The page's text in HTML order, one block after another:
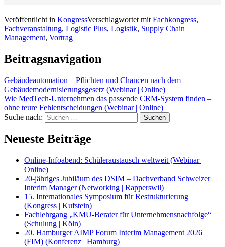
Veröffentlicht in KongressVerschlagwortet mit Fachkongress,
Fachveranstaltung, Logistic Plus, Logistik, Supply Chain
Management, Vortrag
Beitragsnavigation
Gebäudeautomation – Pflichten und Chancen nach dem
Gebäudemodernisierungsgesetz (Webinar | Online)
Wie MedTech-Unternehmen das passende CRM-System finden –
ohne teure Fehlentscheidungen (Webinar | Online)
Suche nach:
Suchen
Neueste Beiträge
Online-Infoabend: Schüleraustausch weltweit (Webinar |
Online)
20-jähriges Jubiläum des DSIM – Dachverband Schweizer
Interim Manager (Networking | Rapperswil)
15. Internationales Symposium für Restrukturierung
(Kongress | Kufstein)
Fachlehrgang „KMU-Berater für Unternehmensnachfolge“
(Schulung | Köln)
20. Hamburger AIMP Forum Interim Management 2026
(FIM) (Konferenz | Hamburg)